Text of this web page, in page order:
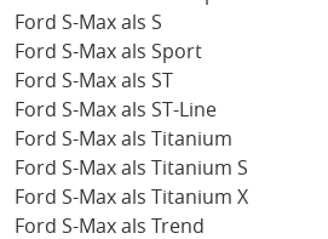
Ford S-Max als S
Ford S-Max als Sport
Ford S-Max als ST
Ford S-Max als ST-Line
Ford S-Max als Titanium
Ford S-Max als Titanium S
Ford S-Max als Titanium X
Ford S-Max als Trend